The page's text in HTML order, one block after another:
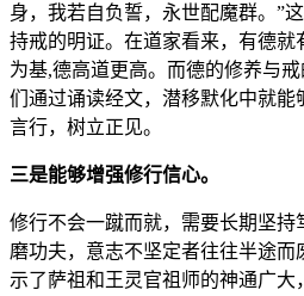
身，我若自负誓，永世配魔群。”
持戒的明证。在道家看来，有德就
为基,德高道更高。而德的修养与
们通过诵读经文，潜移默化中就能
言行，树立正见。
三是能够增强修行信心。
修行不会一蹴而就，需要长期坚持
磨功夫，意志不坚定者往往半途
示了萨祖和王灵官祖师的神通广大